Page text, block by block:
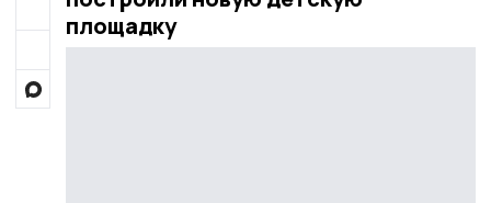
площадку